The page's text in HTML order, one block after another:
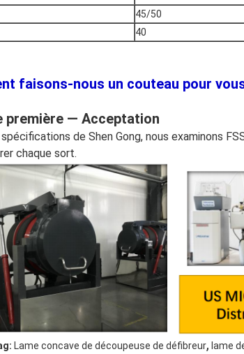
45/50
40
faisons-nous un couteau pour
première — Acceptation
de Shen Gong, nous examinons
chaque sort.
Lame concave de découpeuse de défibreur, lame